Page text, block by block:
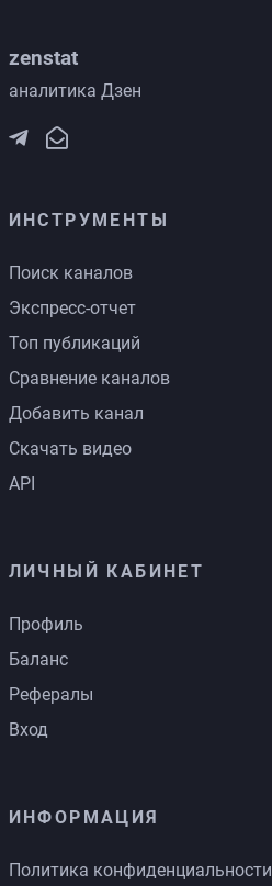
zenstat
аналитика Дзен
ИНСТРУМЕНТЫ
Поиск каналов
Экспресс-отчет
Топ публикаций
Сравнение каналов
Добавить канал
Скачать видео
API
ЛИЧНЫЙ КАБИНЕТ
Профиль
Баланс
Рефералы
Вход
ИНФОРМАЦИЯ
Политика конфиденциальности